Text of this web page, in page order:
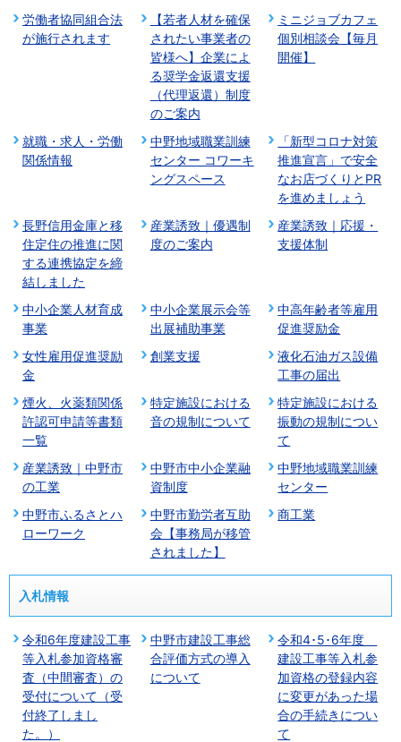
労働者協同組合法
が施行されます
【若者人材を確保
されたい事業者の
皆様へ】企業によ
る奨学⾦返還⽀援
（代理返還）制度
のご案内
ミニジョブカフェ
個別相談会【毎月
開催】
就職・求人・労働
関係情報
中野地域職業訓練
センター コワーキ
ングスペース
「新型コロナ対策
推進宣言」で安全
なお店づくりとPR
を進めましょう
長野信用金庫と移
住定住の推進に関
する連携協定を締
結しました
産業誘致｜優遇制
度のご案内
産業誘致｜応援・
支援体制
中小企業人材育成
事業
中小企業展示会等
出展補助事業
中高年齢者等雇用
促進奨励金
女性雇用促進奨励
金
創業支援
液化石油ガス設備
工事の届出
煙火、火薬類関係
許認可申請等書類
一覧
特定施設における
音の規制について
特定施設における
振動の規制につい
て
産業誘致｜中野市
の工業
中野市中小企業融
資制度
中野地域職業訓練
センター
中野市ふるさとハ
ローワーク
中野市勤労者互助
会【事務局が移管
されました】
商工業
入札情報
令和6年度建設工事
等入札参加資格審
査（中間審査）の
受付について（受
付終了しまし
た。）
中野市建設工事総
合評価方式の導入
について
令和4･5･6年度
建設工事等入札参
加資格の登録内容
に変更があった場
合の手続きについ
て